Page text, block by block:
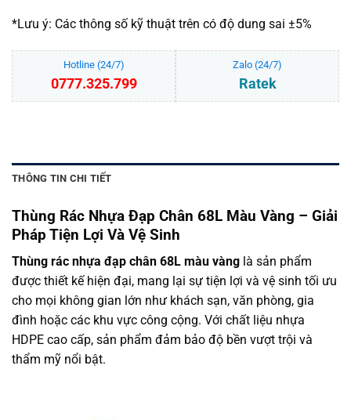
*Lưu ý: Các thông số kỹ thuật trên có độ dung sai ±5%
Hotline (24/7)
0777.325.799
Zalo (24/7)
Ratek
THÔNG TIN CHI TIẾT
Thùng Rác Nhựa Đạp Chân 68L Màu Vàng – Giải
Pháp Tiện Lợi Và Vệ Sinh
Thùng rác nhựa đạp chân 68L màu vàng là sản phẩm
được thiết kế hiện đại, mang lại sự tiện lợi và vệ sinh tối ưu
cho mọi không gian lớn như khách sạn, văn phòng, gia
đình hoặc các khu vực công cộng. Với chất liệu nhựa
HDPE cao cấp, sản phẩm đảm bảo độ bền vượt trội và
thẩm mỹ nổi bật.